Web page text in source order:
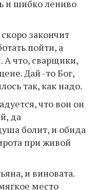
и шибко лениво
закончит
пойти, а
А что, сварщики,
Дай -то Бог,
так, как надо.
что вон он
да
болит, и обида
при живой
и виновата.
место